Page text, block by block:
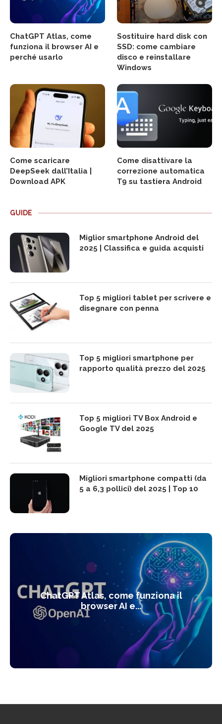
ChatGPT Atlas, come
funziona il browser AI e
perché usarlo
Sostituire hard disk con
SSD: come cambiare
disco e reinstallare
Windows
Come scaricare
DeepSeek dall’Italia |
Download APK
Come disattivare la
correzione automatica
T9 su tastiera Android
GUIDE
Miglior smartphone Android del
2025 | Classifica e guida acquisti
Top 5 migliori tablet per scrivere e
disegnare con penna
Top 5 migliori smartphone per
rapporto qualità prezzo del 2025
Top 5 migliori TV Box Android e
Google TV del 2025
Migliori smartphone compatti (da
5 a 6,3 pollici) del 2025 | Top 10
ChatGPT Atlas, come funziona il
browser AI e...